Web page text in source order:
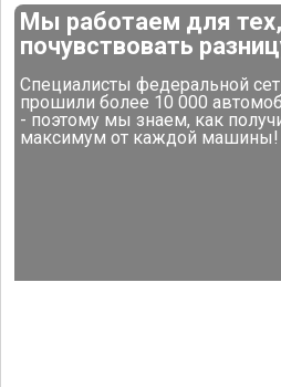
Мы работаем для
почувствовать
Специалисты федеральной
прошили более 10 000
- поэтому мы знаем, как
максимум от каждой машины!